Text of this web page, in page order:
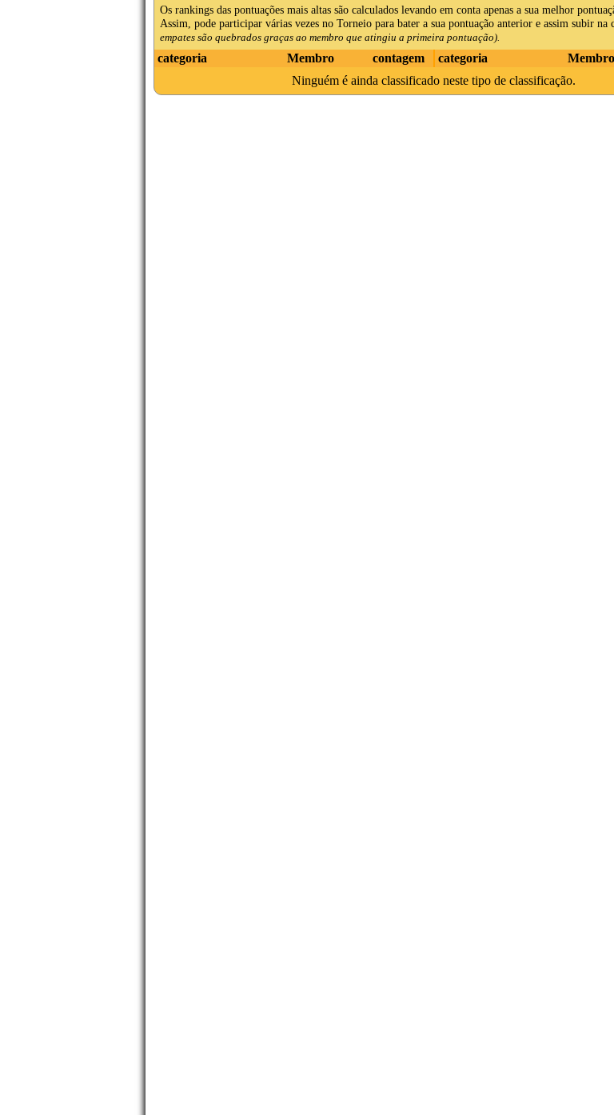
Os rankings das pontuações mais altas são calculados levando em conta apenas a sua melhor
Assim, pode participar várias vezes no Torneio para bater a sua pontuação anterior e assim subir na
empates são quebrados graças ao membro que atingiu a primeira pontuação).
categoria Membro contagem categoria Membro
Ninguém é ainda classificado neste tipo de classificação.